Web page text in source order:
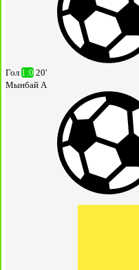
Гол 1:0 20'
Мынбай А